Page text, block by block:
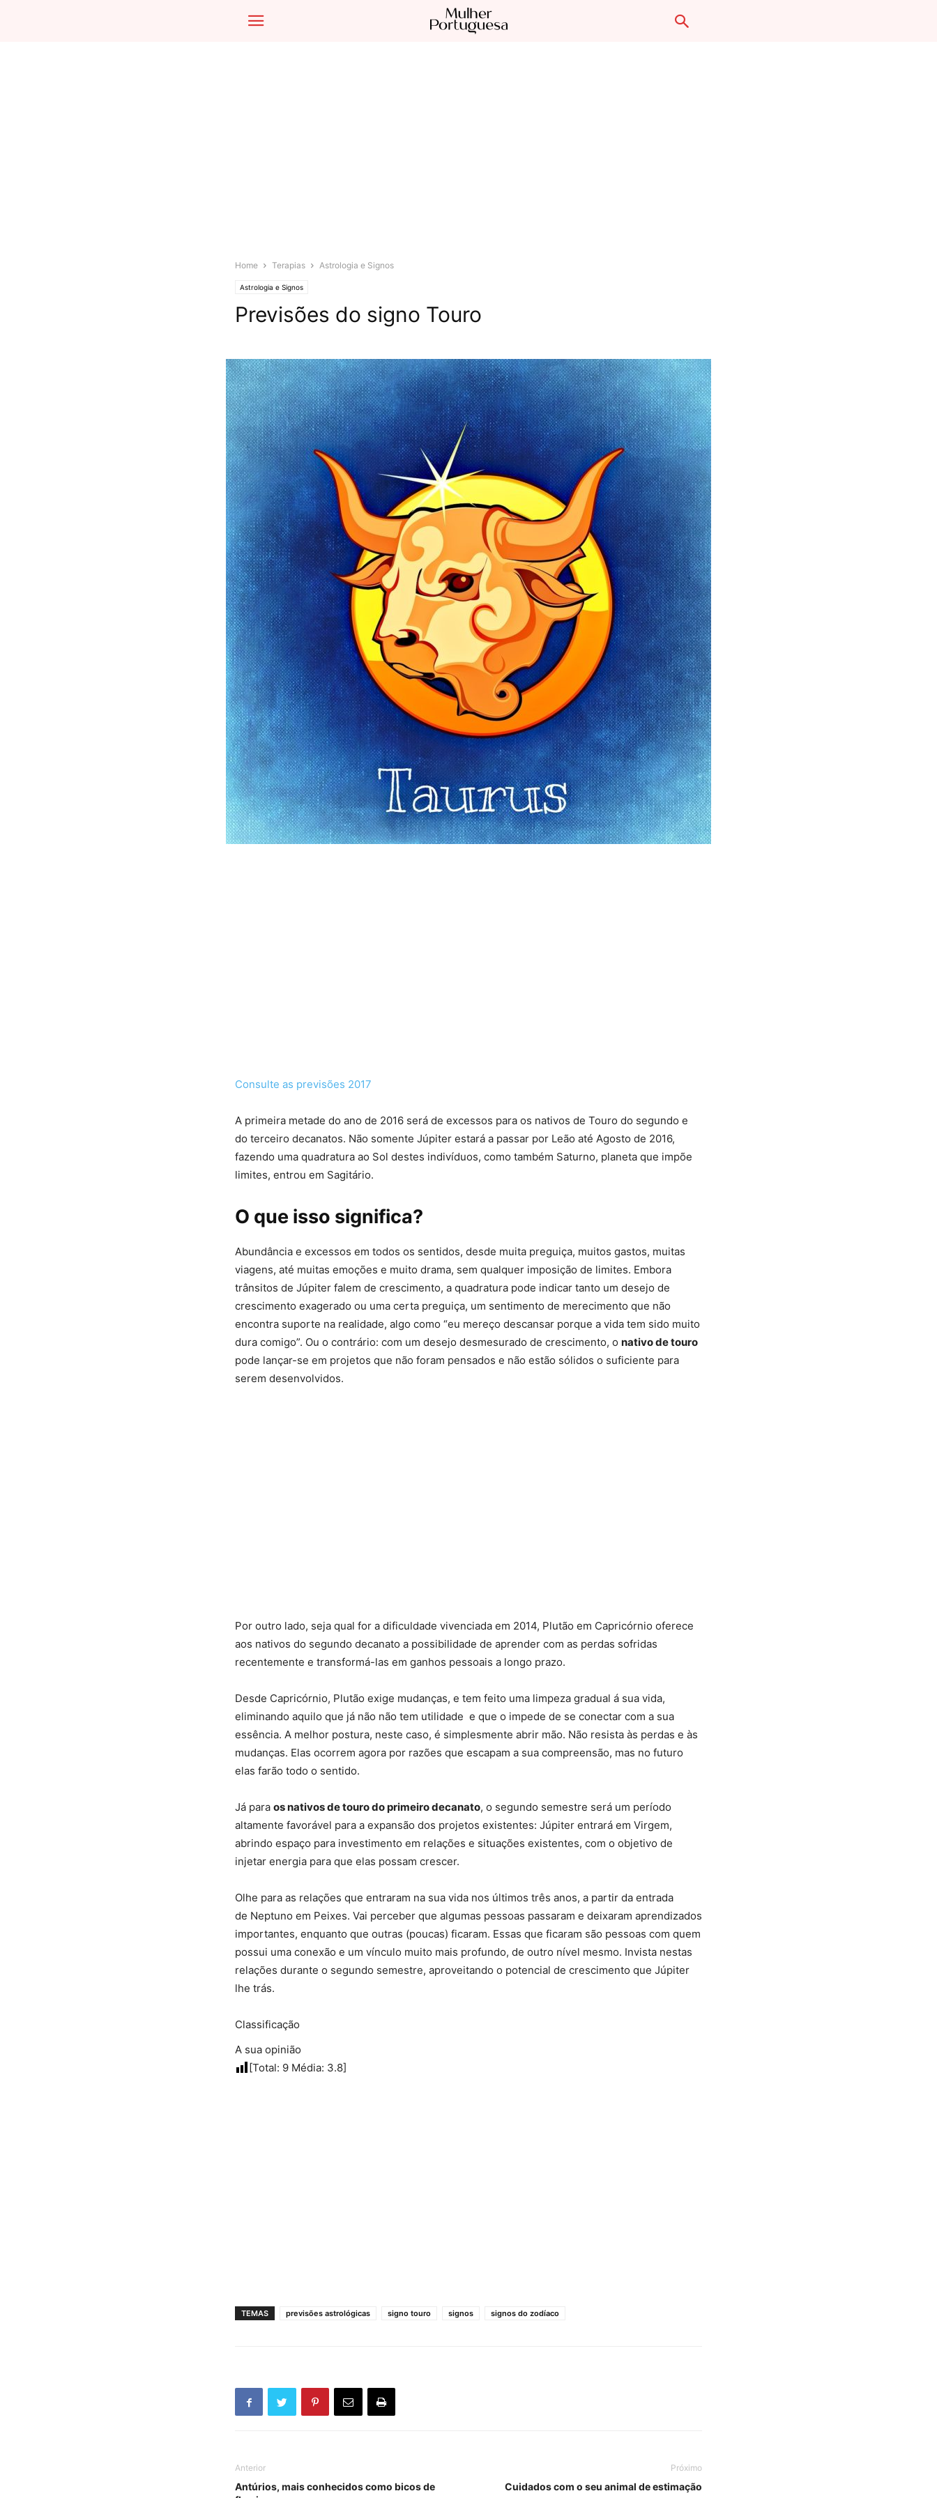
Home Terapias Astrologia e Signos
Astrologia e Signos
Previsões do signo Touro
Consulte as previsões 2017
A primeira metade do ano de 2016 será de excessos para os nativos de Touro do segundo e
do terceiro decanatos. Não somente Júpiter estará a passar por Leão até Agosto de 2016,
fazendo uma quadratura ao Sol destes indivíduos, como também Saturno, planeta que impõe
limites, entrou em Sagitário.
O que isso significa?
Abundância e excessos em todos os sentidos, desde muita preguiça, muitos gastos, muitas
viagens, até muitas emoções e muito drama, sem qualquer imposição de limites. Embora
trânsitos de Júpiter falem de crescimento, a quadratura pode indicar tanto um desejo de
crescimento exagerado ou uma certa preguiça, um sentimento de merecimento que não
encontra suporte na realidade, algo como “eu mereço descansar porque a vida tem sido muito
dura comigo”. Ou o contrário: com um desejo desmesurado de crescimento, o nativo de touro
pode lançar-se em projetos que não foram pensados e não estão sólidos o suficiente para
serem desenvolvidos.
Por outro lado, seja qual for a dificuldade vivenciada em 2014, Plutão em Capricórnio oferece
aos nativos do segundo decanato a possibilidade de aprender com as perdas sofridas
recentemente e transformá-las em ganhos pessoais a longo prazo.
Desde Capricórnio, Plutão exige mudanças, e tem feito uma limpeza gradual á sua vida,
eliminando aquilo que já não não tem utilidade e que o impede de se conectar com a sua
essência. A melhor postura, neste caso, é simplesmente abrir mão. Não resista às perdas e às
mudanças. Elas ocorrem agora por razões que escapam a sua compreensão, mas no futuro
elas farão todo o sentido.
Já para os nativos de touro do primeiro decanato, o segundo semestre será um período
altamente favorável para a expansão dos projetos existentes: Júpiter entrará em Virgem,
abrindo espaço para investimento em relações e situações existentes, com o objetivo de
injetar energia para que elas possam crescer.
Olhe para as relações que entraram na sua vida nos últimos três anos, a partir da entrada
de Neptuno em Peixes. Vai perceber que algumas pessoas passaram e deixaram aprendizados
importantes, enquanto que outras (poucas) ficaram. Essas que ficaram são pessoas com quem
possui uma conexão e um vínculo muito mais profundo, de outro nível mesmo. Invista nestas
relações durante o segundo semestre, aproveitando o potencial de crescimento que Júpiter
lhe trás.
Classificação
A sua opinião
[Total: 9 Média: 3.8]
TEMAS previsões astrológicas signo touro signos signos do zodíaco
Anterior
Antúrios, mais conhecidos como bicos de
Próximo
Cuidados com o seu animal de estimação